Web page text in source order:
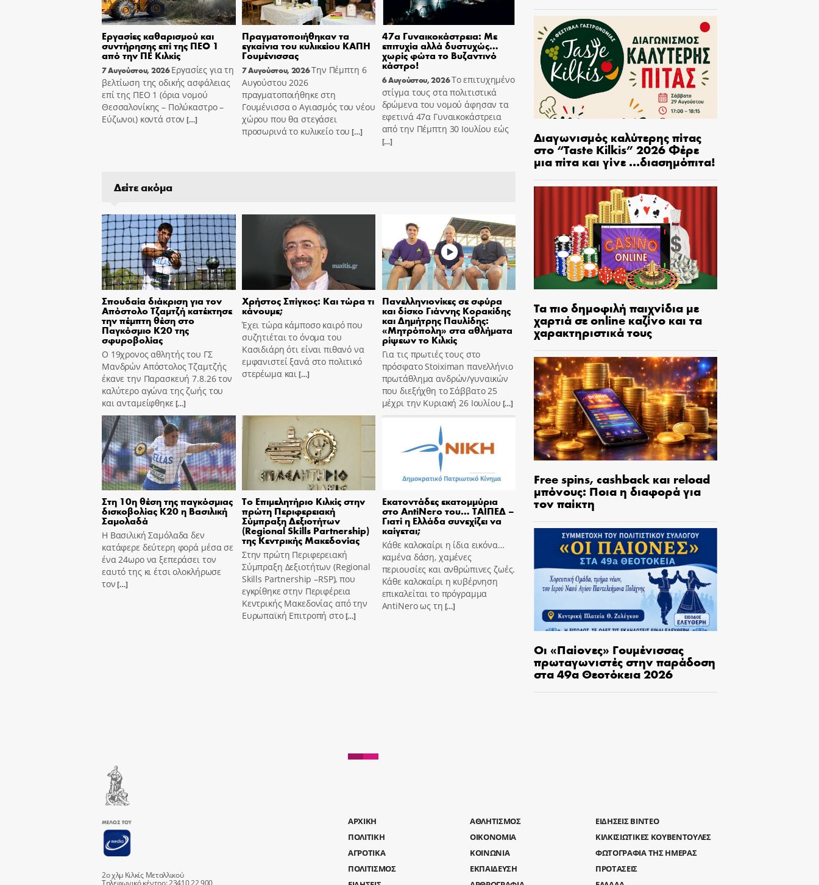
Εργασίες καθαρισμού και
συντήρησης επί της ΠΕΟ 1
από την ΠΕ Κιλκίς
7 Αυγούστου, 2026Εργασίες για τη
βελτίωση της οδικής ασφάλειας
επί της ΠΕΟ 1 (όρια νομού
Θεσσαλονίκης – Πολύκαστρο –
Εύζωνοι) κοντά στον […]
Πραγματοποιήθηκαν τα
εγκαίνια του κυλικείου ΚΑΠΗ
Γουμένισσας
7 Αυγούστου, 2026Την Πέμπτη 6
Αυγούστου 2026
πραγματοποιήθηκε στη
Γουμένισσα ο Αγιασμός του νέου
χώρου που θα στεγάσει
προσωρινά το κυλικείο του […]
47α Γυναικοκάστρεια: Με
επιτυχία αλλά δυστυχώς…
χωρίς φώτα το Βυζαντινό
κάστρο!
6 Αυγούστου, 2026Το επιτυχημένο
στίγμα τους στα πολιτιστικά
δρώμενα του νομού άφησαν τα
εφετινά 47α Γυναικοκάστρεια
από την Πέμπτη 30 Ιουλίου εώς
[…]
Δείτε ακόμα
Σπουδαία διάκριση για τον
Απόστολο Τζαμτζή κατέκτησε
την πέμπτη θέση στο
Παγκόσμιο Κ20 της
σφυροβολίας
Ο 19χρονος αθλητής του ΓΣ
Μανδρών Απόστολος Τζαμτζής
έκανε την Παρασκευή 7.8.26 τον
καλύτερο αγώνα της ζωής του
και ανταμείφθηκε […]
Χρήστος Σπίγκος: Και τώρα τι
κάνουμε;
Έχει τώρα κάμποσο καιρό που
συζητιέται το όνομα του
Κασιδιάρη ότι είναι πιθανό να
εμφανιστεί ξανά στο πολιτικό
στερέωμα και[…]
Πανελληνιονίκες σε σφύρα
και δίσκο Γιάννης Κορακίδης
και Δημήτρης Παυλίδης:
«Μητρόπολη» στα αθλήματα
ρίψεων το Κιλκίς
Για τις πρωτιές τους στο
πρόσφατο Stoiximan πανελλήνιο
πρωτάθλημα ανδρών/γυναικών
που διεξήχθη το Σάββατο 25
μέχρι την Κυριακή 26 Ιουλίου […]
Στη 10η θέση της παγκόσμιας
δισκοβολίας Κ20 η Βασιλική
Σαμολαδά
Η Βασιλική Σαμόλαδα δεν
κατάφερε δεύτερη φορά μέσα σε
ένα 24ωρο να ξεπεράσει τον
εαυτό της κι έτσι ολοκλήρωσε
τον[…]
Το Επιμελητήριο Κιλκίς στην
πρώτη Περιφερειακή
Σύμπραξη Δεξιοτήτων
(Regional Skills Partnership)
της Κεντρικής Μακεδονίας
Στην πρώτη Περιφερειακή
Σύμπραξη Δεξιοτήτων (Regional
Skills Partnership –RSP), που
εγκρίθηκε στην Περιφέρεια
Κεντρικής Μακεδονίας από την
Ευρωπαϊκή Επιτροπή στο[…]
Εκατοντάδες εκατομμύρια
στο AntiNero του… ΤΑΙΠΕΔ –
Γιατί η Ελλάδα συνεχίζει να
καίγεται;
Κάθε καλοκαίρι η ίδια εικόνα…
καμένα δάση, χαμένες
περιουσίες και ανθρώπινες ζωές.
Κάθε καλοκαίρι η κυβέρνηση
επικαλείται το πρόγραμμα
AntiNero ως τη […]
Διαγωνισμός καλύτερης πίτας
στο “Taste Kilkis” 2026 Φέρε
μια πίτα και γίνε …διασημόπιτα!
Τα πιο δημοφιλή παιχνίδια με
χαρτιά σε online καζίνο και τα
χαρακτηριστικά τους
Free spins, cashback και reload
μπόνους: Ποια η διαφορά για
τον παίκτη
Οι «Παίονες» Γουμένισσας
πρωταγωνιστές στην παράδοση
στα 49α Θεοτόκεια 2026
2ο χλμ Κιλκίς Μεταλλικού
Τηλεφωνικό κέντρο: 23410 22 900
AΡΧΙΚΗ
ΑΘΛΗΤΙΣΜΟΣ
ΠΟΛΙΤΙΚΗ
ΟΙΚΟΝΟΜΙΑ
ΑΓΡΟΤΙΚΑ
ΚΟΙΝΩΝΙΑ
ΠΟΛΙΤΙΣΜΟΣ
ΕΚΠΑΙΔΕΥΣΗ
ΕΙΔΗΣΕΙΣ ΒΙΝΤΕΟ
ΚΙΛΚΙΣΙΩΤΙΚΕΣ ΚΟΥΒΕΝΤΟΥΛΕΣ
ΦΩΤΟΓΡΑΦΙΑ ΤΗΣ ΗΜΕΡΑΣ
ΠΡΟΤΑΣΕΙΣ